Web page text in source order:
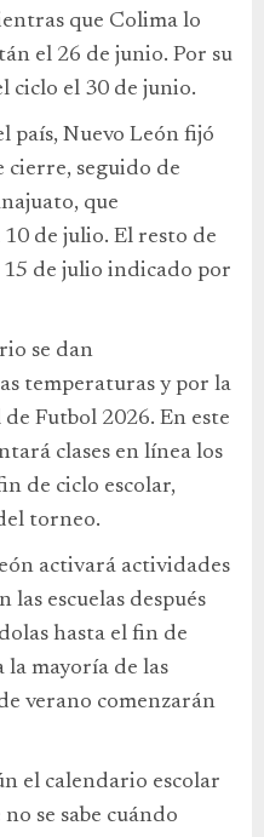
que Colima lo
el 26 de junio. Por su
ciclo el 30 de junio.
país, Nuevo León fijó
cierre, seguido de
que
de julio. El resto de
15 de julio indicado por
se dan
temperaturas y por la
Futbol 2026. En este
clases en línea los
de ciclo escolar,
torneo.
activará actividades
escuelas después
hasta el fin de
la mayoría de las
verano comenzarán
el calendario escolar
se sabe cuándo